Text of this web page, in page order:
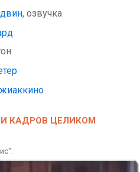
, озвучка
КАДРОВ ЦЕЛИКОМ